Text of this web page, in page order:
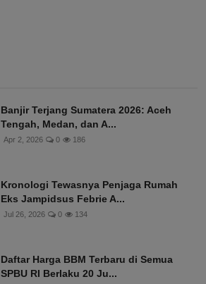
Banjir Terjang Sumatera 2026: Aceh
Tengah, Medan, dan A...
Apr 2, 2026 0 186
Kronologi Tewasnya Penjaga Rumah
Eks Jampidsus Febrie A...
Jul 26, 2026 0 134
Daftar Harga BBM Terbaru di Semua
SPBU RI Berlaku 20 Ju...